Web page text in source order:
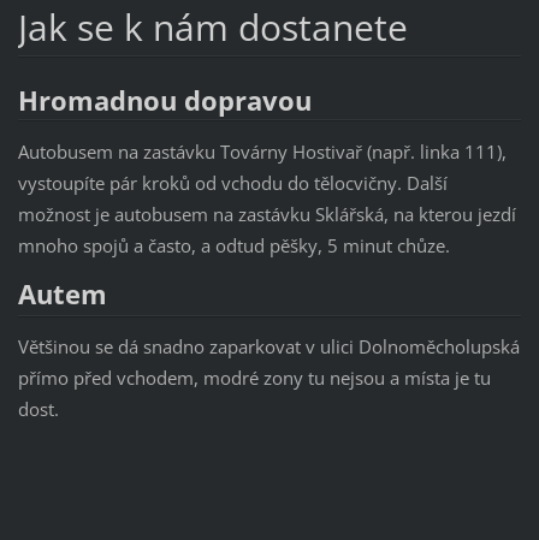
Jak se k nám dostanete
Hromadnou dopravou
Autobusem na zastávku Továrny Hostivař (např. linka 111),
vystoupíte pár kroků od vchodu do tělocvičny. Další
možnost je autobusem na zastávku Sklářská, na kterou jezdí
mnoho spojů a často, a odtud pěšky, 5 minut chůze.
Autem
Většinou se dá snadno zaparkovat v ulici Dolnoměcholupská
přímo před vchodem, modré zony tu nejsou a místa je tu
dost.